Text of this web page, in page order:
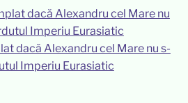
dacă Alexandru cel Mare nu s-
Imperiu Eurasiatic